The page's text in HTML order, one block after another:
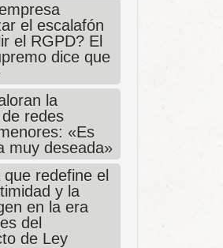
el escalafón
el RGPD? El
dice que
la
redes
«Es
muy deseada»
redefine el
y la
en la era
del
de Ley